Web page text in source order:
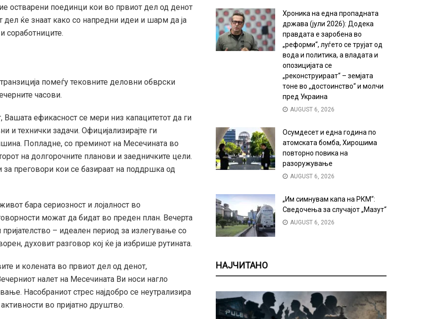
остварени поединци кои во првиот дел од денот
ќе знаат како со напредни идеи и шарм да ја
соработниците.
помеѓу тековните деловни обврски
часови.
Вашата ефикасност се мери низ капацитетот да ги
и технички задачи. Официјализирајте ги
Попладне, со преминот на Месечината во
на долгорочните планови и заедничките цели.
преговори кои се базираат на поддршка од
бара сериозност и лојалност во
можат да бидат во преден план. Вечерта
– идеален период за излегување со
духовит разговор кој ќе ја избрише рутината.
и колената во првиот дел од денот,
налет на Месечината Ви носи нагло
Насобраниот стрес најдобро се неутрализира
во пријатно друштво.
Хроника на една пропадната
држава (јули 2026): Додека
правдата е заробена во
„реформи“, луѓето се трујат од
вода и политика, а владата и
опозицијата се
„реконструираат“ – земјата
тоне во „достоинство“ и молчи
пред Украина
AUGUST 6, 2026
Осумдесет и една година по
атомската бомба, Хирошима
повторно повика на
разоружување
AUGUST 6, 2026
„Им симнувам капа на РКМ“:
Сведочења за случајот „Мазут“
AUGUST 6, 2026
НАЈЧИТАНО